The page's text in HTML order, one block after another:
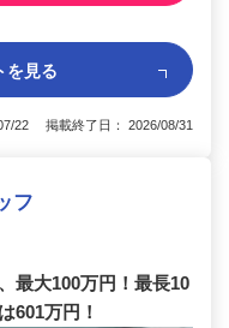
を見る
22 掲載終了日： 2026/08/31
フ
最大100万円！最長10
601万円！